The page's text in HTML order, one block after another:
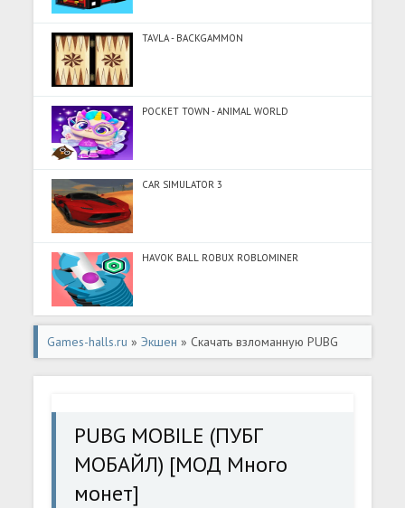
TAVLA - BACKGAMMON
POCKET TOWN - ANIMAL WORLD
CAR SIMULATOR 3
HAVOK BALL ROBUX ROBLOMINER
Games-halls.ru »Экшен » Скачать взломанную PUBG
MOBILE (ПУБГ МОБАЙЛ) [МОД Много монет] -
PUBG MOBILE (ПУБГ
МОБАЙЛ) [МОД Много
монет]